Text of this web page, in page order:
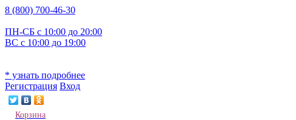
8 (800) 700-46-30
ПН-СБ с 10:00 до 20:00
ВС с 10:00 до 19:00
* узнать подробнее
Регистрация Вход
Корзина